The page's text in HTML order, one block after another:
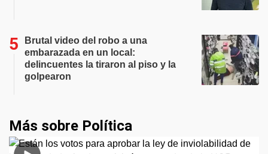
Brutal video del robo a una
embarazada en un local:
delincuentes la tiraron al piso y la
golpearon
Más sobre Política